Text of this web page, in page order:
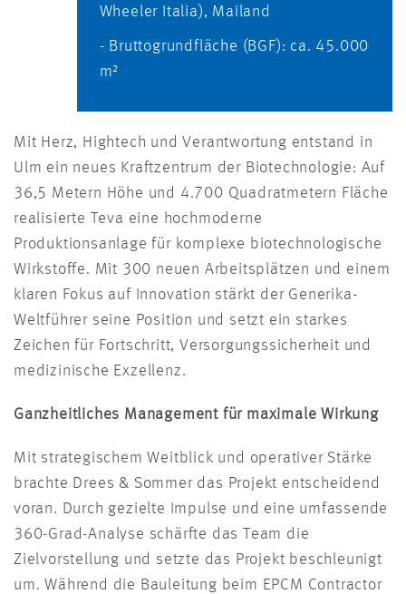
Wheeler Italia), Mailand
- Bruttogrundfläche (BGF): ca. 45.000
m²
Mit Herz, Hightech und Verantwortung entstand in
Ulm ein neues Kraftzentrum der Biotechnologie: Auf
36,5 Metern Höhe und 4.700 Quadratmetern Fläche
realisierte Teva eine hochmoderne
Produktionsanlage für komplexe biotechnologische
Wirkstoffe. Mit 300 neuen Arbeitsplätzen und einem
klaren Fokus auf Innovation stärkt der Generika-
Weltführer seine Position und setzt ein starkes
Zeichen für Fortschritt, Versorgungssicherheit und
medizinische Exzellenz.
Ganzheitliches Management für maximale Wirkung
Mit strategischem Weitblick und operativer Stärke
brachte Drees & Sommer das Projekt entscheidend
voran. Durch gezielte Impulse und eine umfassende
360-Grad-Analyse schärfte das Team die
Zielvorstellung und setzte das Projekt beschleunigt
um. Während die Bauleitung beim EPCM Contractor